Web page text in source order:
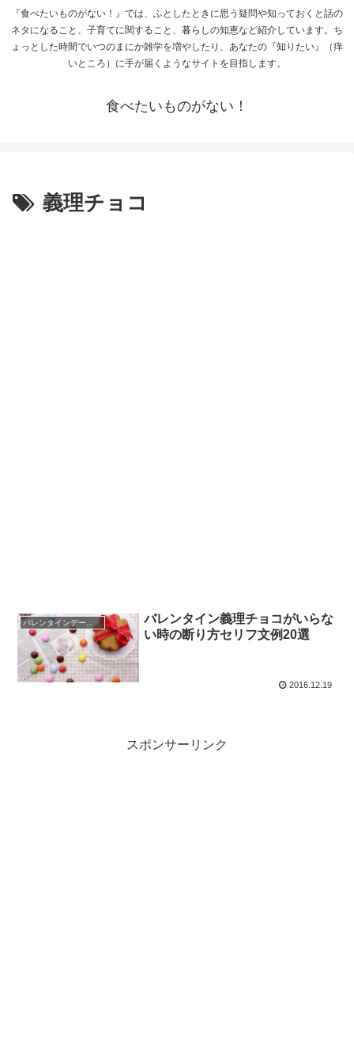
『食べたいものがない！』では、ふとしたときに思う疑問や知っておくと話の
ネタになること、子育てに関すること、暮らしの知恵など紹介しています。ち
ょっとした時間でいつのまにか雑学を増やしたり、あなたの『知りたい』（痒
いところ）に手が届くようなサイトを目指します。
食べたいものがない！
義理チョコ
バレンタインデー・義理チョコ
バレンタイン義理チョコがいらな
い時の断り方セリフ文例20選
2016.12.19
スポンサーリンク